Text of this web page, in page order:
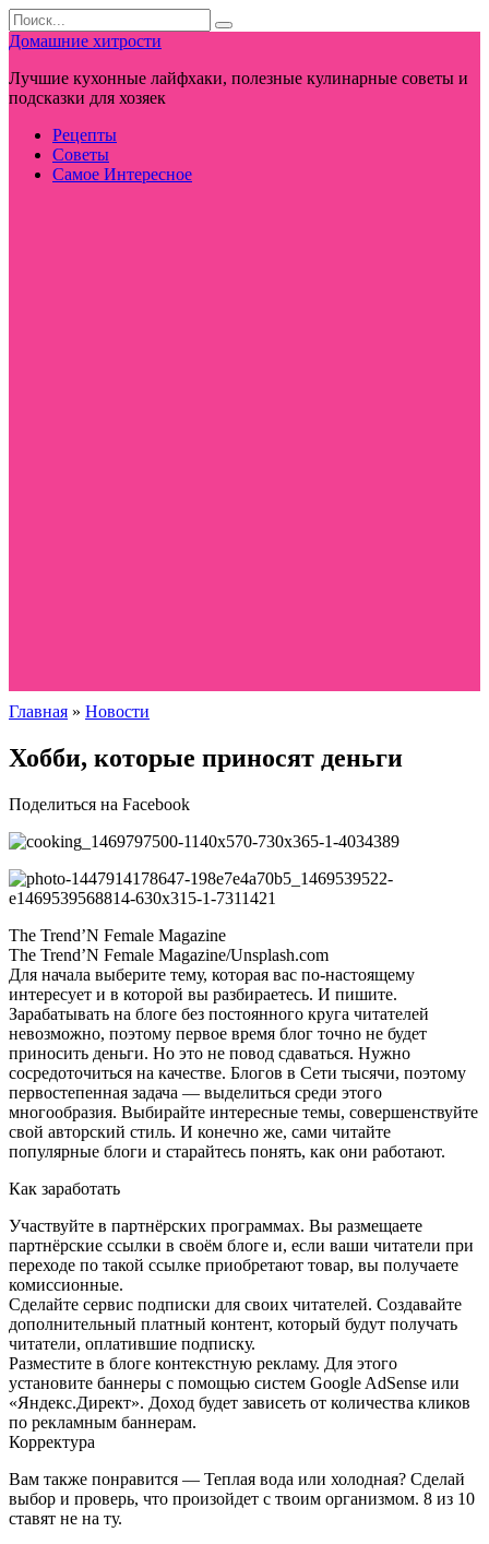
Перейти
к
контенту
Search
for:
Домашние хитрости
Лучшие кухонные лайфхаки, полезные кулинарные советы и
подсказки для хозяек
Рецепты
Советы
Самое Интересное
Главная » Новости
Хобби, которые приносят деньги
Поделиться на Facebook
The Trend’N Female Magazine
The Trend’N Female Magazine/Unsplash.com
Для начала выберите тему, которая вас по-настоящему
интересует и в которой вы разбираетесь. И пишите.
Зарабатывать на блоге без постоянного круга читателей
невозможно, поэтому первое время блог точно не будет
приносить деньги. Но это не повод сдаваться. Нужно
сосредоточиться на качестве. Блогов в Сети тысячи, поэтому
первостепенная задача — выделиться среди этого
многообразия. Выбирайте интересные темы, совершенствуйте
свой авторский стиль. И конечно же, сами читайте
популярные блоги и старайтесь понять, как они работают.
Как заработать
Участвуйте в партнёрских программах. Вы размещаете
партнёрские ссылки в своём блоге и, если ваши читатели при
переходе по такой ссылке приобретают товар, вы получаете
комиссионные.
Сделайте сервис подписки для своих читателей. Создавайте
дополнительный платный контент, который будут получать
читатели, оплатившие подписку.
Разместите в блоге контекстную рекламу. Для этого
установите баннеры с помощью систем Google AdSense или
«Яндекс.Директ». Доход будет зависеть от количества кликов
по рекламным баннерам.
Корректура
Вам также понравится — Теплая вода или холодная? Сделай
выбор и проверь, что произойдет с твоим организмом. 8 из 10
ставят не на ту.